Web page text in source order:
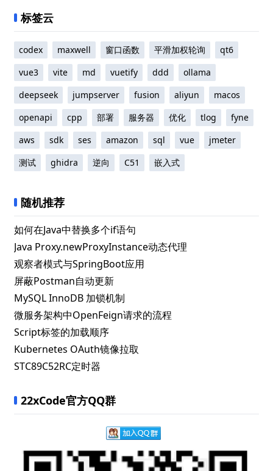
标签云
codex maxwell 窗口函数 平滑加权轮询
qt6
vue3
vite md vuetify ddd
ollama
deepseek
jumpserver fusion aliyun
macos
openapi
cpp 部署 服务器 优化 tlog
fyne
aws
sdk ses amazon sql vue
jmeter
测试
ghidra 逆向 C51 嵌入式
随机推荐
如何在Java中替换多个if语句
Java Proxy.newProxyInstance动态代理
观察者模式与SpringBoot应用
屏蔽Postman自动更新
MySQL InnoDB 加锁机制
微服务架构中OpenFeign请求的流程
Script标签的加载顺序
Kubernetes OAuth镜像拉取
STC89C52RC定时器
22xCode官方QQ群